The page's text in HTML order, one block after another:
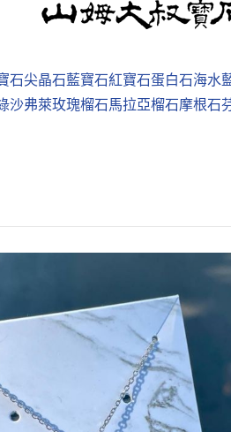
石尖晶石藍寶石紅寶石蛋白石海水
沙弗萊玫瑰榴石馬拉亞榴石摩根石